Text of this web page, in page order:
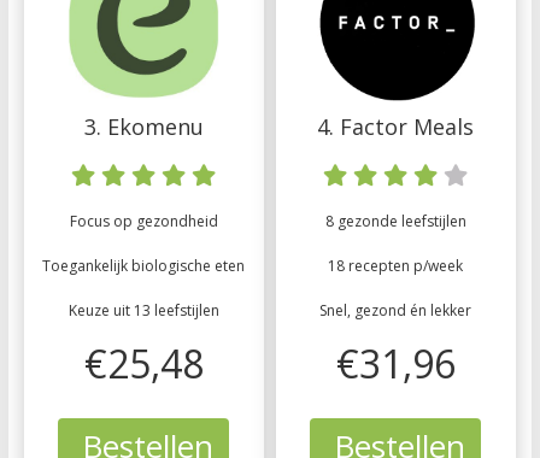
3. Ekomenu
Focus op gezondheid
Toegankelijk biologische eten
Keuze uit 13 leefstijlen
€25,48
Bestellen
4. Factor Meals
8 gezonde leefstijlen
18 recepten p/week
Snel, gezond én lekker
€31,96
Bestellen